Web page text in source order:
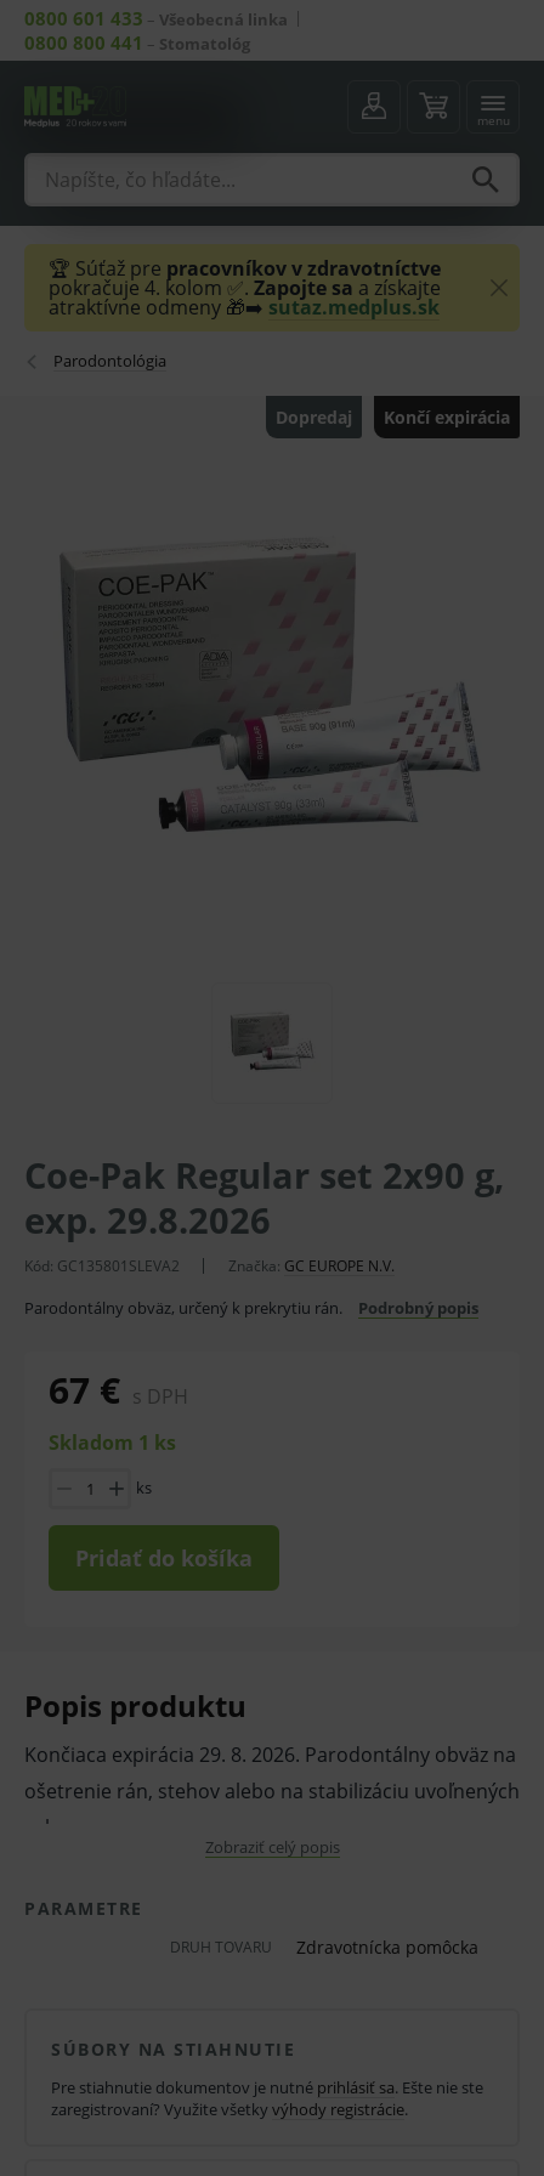
0800 601 433 – Všeobecná linka
0800 800 441 – Stomatológ
menu
🏆 Súťaž pre pracovníkov v zdravotníctve
pokračuje 4. kolom ✅. Zapojte sa a získajte
atraktívne odmeny 🎁➡️ sutaz.medplus.sk
Parodontológia
Dopredaj Končí expirácia
Coe-Pak Regular set 2x90 g,
exp. 29.8.2026
Kód: GC135801SLEVA2 Značka: GC EUROPE N.V.
Parodontálny obväz, určený k prekrytiu rán. Podrobný popis
67 € s DPH
Skladom 1 ks
ks
Pridať do košíka
Popis produktu
Končiaca expirácia 29. 8. 2026. Parodontálny obväz na
ošetrenie rán, stehov alebo na stabilizáciu uvoľnených
zubov.
Rýchla aplikácia, priaznivý pre pacienta,
podpora hojenia, bez eugenolu, nelepí sa na
ošetrenie rán, prekrytie stehov alebo na
stabilizáciu uvoľnených zubov.
Zobraziť celý popis
PARAMETRE
DRUH TOVARU Zdravotnícka pomôcka
SÚBORY NA STIAHNUTIE
Pre stiahnutie dokumentov je nutné prihlásiť sa. Ešte nie ste
zaregistrovaní? Využite všetky výhody registrácie.